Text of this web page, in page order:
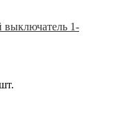
выключатель 1-